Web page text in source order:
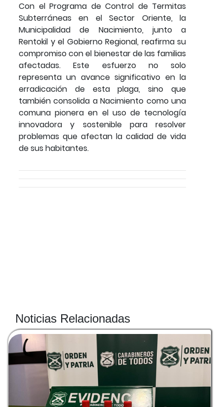
Con el Programa de Control de Termitas
Subterráneas en el Sector Oriente, la
Municipalidad de Nacimiento, junto a
Rentokil y el Gobierno Regional, reafirma su
compromiso con el bienestar de las familias
afectadas. Este esfuerzo no solo
representa un avance significativo en la
erradicación de esta plaga, sino que
también consolida a Nacimiento como una
comuna pionera en el uso de tecnología
innovadora y sostenible para resolver
problemas que afectan la calidad de vida
de sus habitantes.
Noticias Relacionadas